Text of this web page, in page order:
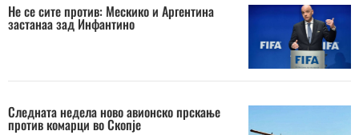
Не се сите против: Мескико и Аргентина
застанаа зад Инфантино
Следната недела ново авионско прскање
против комарци во Скопје